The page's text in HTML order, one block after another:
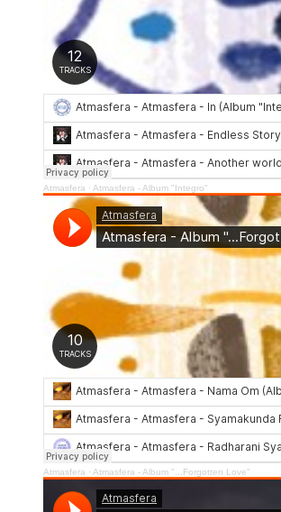
Atmasfera · Atmasfera - Album "Integro"
Atmasfera · Atmasfera - Album "...Forgotten Love"